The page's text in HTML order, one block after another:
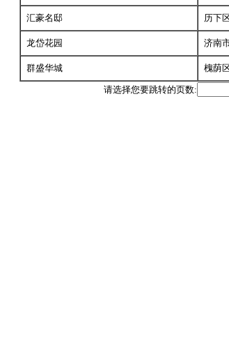
汇豪名邸 历下
龙岱花园 济南
群盛华城 槐荫
请选择您要跳转的页数: